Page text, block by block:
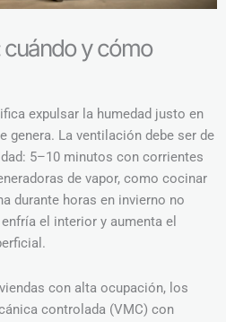
cuándo y cómo
expulsar la humedad justo en
genera. La ventilación debe ser de
5–10 minutos con corrientes
de vapor, como cocinar
durante horas en invierno no
el interior y aumenta el
con alta ocupación, los
controlada (VMC) con